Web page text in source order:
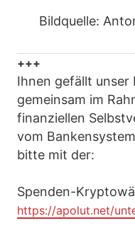
Bildquelle:
+++
Ihnen gefällt unser
gemeinsam im
finanziellen
vom
bitte mit der:
Spenden-
https://apolut.net/